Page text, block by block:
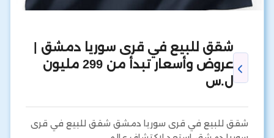
شقق للبيع في قرى سوريا دمشق |
عروض وأسعار تبدأ من 299 مليون
ل.س
شقق للبيع في قرى سوريا دمشق شقق للبيع في قرى